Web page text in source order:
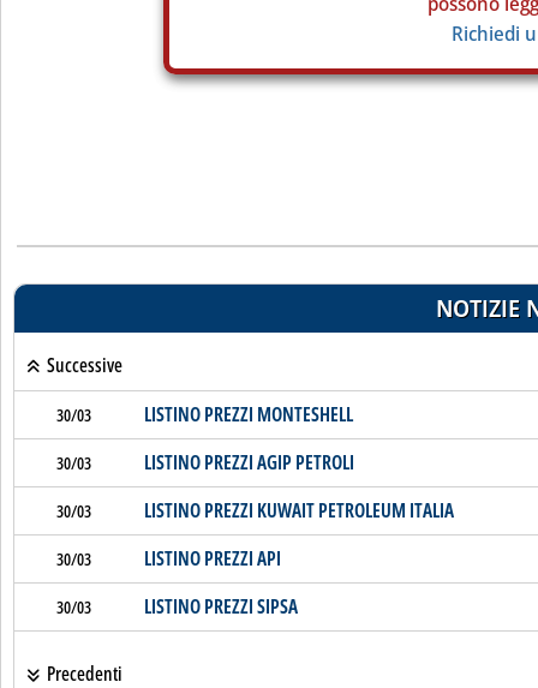
Richiedi
NOTIZIE
Successive
30/03 LISTINO PREZZI MONTESHELL
30/03 LISTINO PREZZI AGIP PETROLI
30/03 LISTINO PREZZI KUWAIT PETROLEUM ITALIA
30/03 LISTINO PREZZI API
30/03 LISTINO PREZZI SIPSA
Precedenti